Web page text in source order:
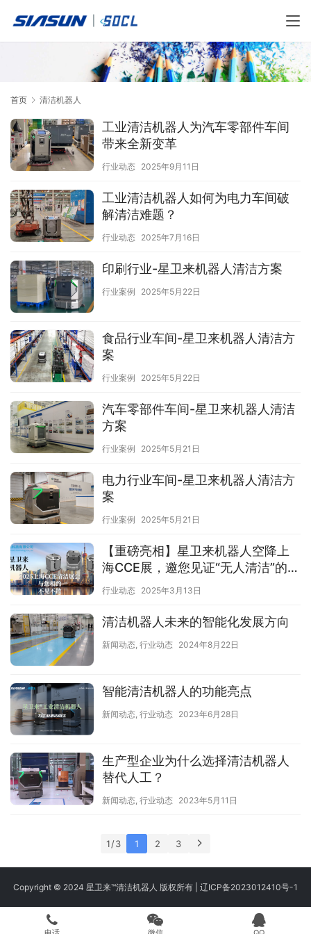
首页 清洁机器人
工业清洁机器人为汽车零部件车间
带来全新变革
行业动态 2025年9月11日
工业清洁机器人如何为电力车间破
解清洁难题？
行业动态 2025年7月16日
印刷行业-星卫来机器人清洁方案
行业案例 2025年5月22日
食品行业车间-星卫来机器人清洁方
案
行业案例 2025年5月22日
汽车零部件车间-星卫来机器人清洁
方案
行业案例 2025年5月21日
电力行业车间-星卫来机器人清洁方
案
行业案例 2025年5月21日
【重磅亮相】星卫来机器人空降上
海CCE展，邀您见证“无人清洁”的硬
核实力！
行业动态 2025年3月13日
清洁机器人未来的智能化发展方向
新闻动态 行业动态 2024年8月22日
智能清洁机器人的功能亮点
新闻动态 行业动态 2023年6月28日
生产型企业为什么选择清洁机器人
替代人工？
新闻动态 行业动态 2023年5月11日
1 / 3 1 2 3
Copyright © 2024 星卫来™清洁机器人 版权所有 | 辽ICP备2023012410号-1